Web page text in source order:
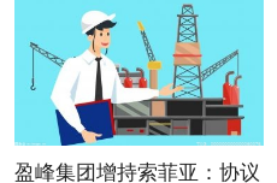
盈峰集团增持索菲亚：协议